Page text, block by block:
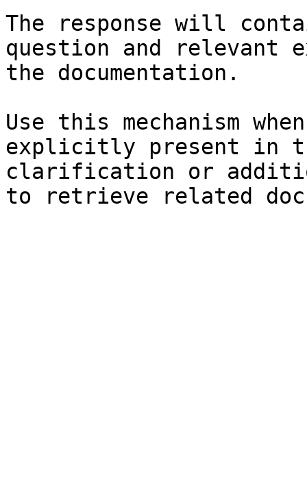
The response will
question and relevant
the documentation.
Use this mechanism
explicitly present in
clarification or